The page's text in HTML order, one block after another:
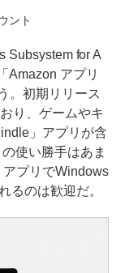
ント
Subsystem for A
Amazon アプリ
。初期リリース
り、ゲームやキ
」アプリが含
使い勝手はあま
プリでWindows
るのは歓迎だ。